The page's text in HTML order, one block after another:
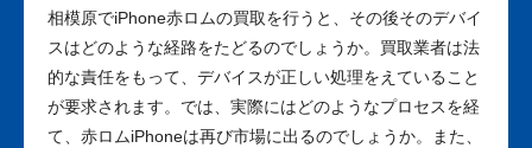
相模原でiPhone赤ロムの買取を行うと、その後そのデバイ
スはどのような経路をたどるのでしょうか。買取業者は法
的な責任をもって、デバイスが正しい処理をえていること
が要求されます。では、実際にはどのようなプロセスを経
て、赤ロムiPhoneは再び市場に出るのでしょうか。また、